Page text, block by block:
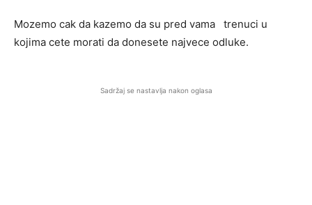
Mozemo cak da kazemo da su pred vama trenuci u
kojima cete morati da donesete najvece odluke.
Sadržaj se nastavlja nakon oglasa